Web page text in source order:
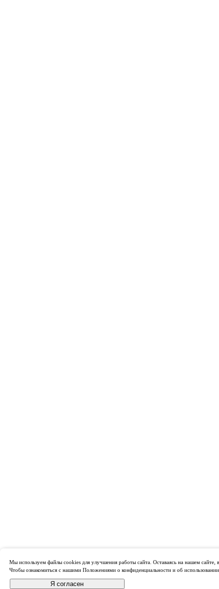
Мы используем файлы cookies для улучшения работы сайта. Оставаясь на нашем сайте,
Чтобы ознакомиться с нашими Положениями о конфиденциальности и об
Я согласен